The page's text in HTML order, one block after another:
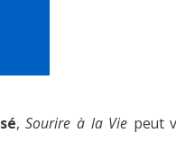
,Sourire à la Vie peut